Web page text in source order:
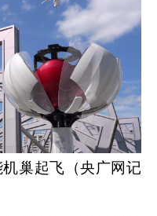
机巢起飞 （央广网记